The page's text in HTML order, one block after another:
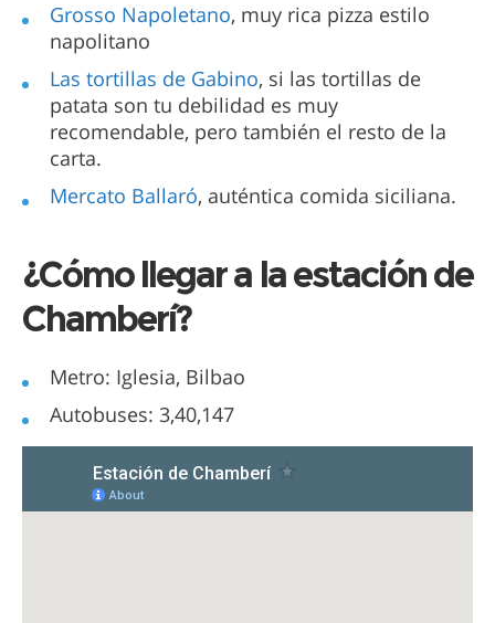
Grosso Napoletano, muy rica pizza estilo
napolitano
Las tortillas de Gabino, si las tortillas de
patata son tu debilidad es muy
recomendable, pero también el resto de la
carta.
Mercato Ballaró, auténtica comida siciliana.
¿Cómo llegar a la estación de
Chamberí?
Metro: Iglesia, Bilbao
Autobuses: 3,40,147